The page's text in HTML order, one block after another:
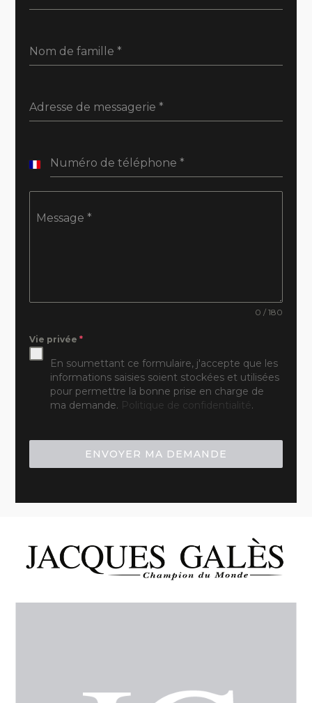
Nom de famille*
Adresse de messagerie*
Numéro de téléphone*
France
Message*
0 / 180
Vie privée*
En soumettant ce formulaire, j'accepte que les
informations saisies soient stockées et utilisées
pour permettre la bonne prise en charge de
ma demande. Politique de confidentialité.
ENVOYER MA DEMANDE